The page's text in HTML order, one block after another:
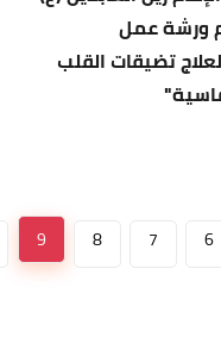
ورشة عمل
تضيقات القلب
6
7
8
9